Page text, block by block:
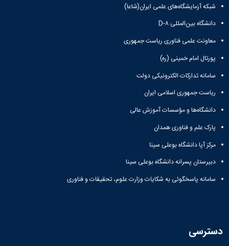
شبکه آزمایشگاه‌های علمی ایران(شاعا)
دانشگاه بین‌المللی D-۸
معاونت علمی فناوری ریاست جمهوری
پورتال امام خمینی (ره)
سامانه تدارکات الکترونیکی دولت
ریاست جمهوری اسلامی ایران
دانشگاه‌ها و مؤسسات آموزش عالی
پارک علم و فناوری همدان
مرکز آپا دانشگاه بوعلی سینا
دبیرستان پسرانه دانشگاه بوعلی سینا
سامانه پاسخگوئی به شکایات وزارت علوم، تحقیقات و فناوری
دسترسی